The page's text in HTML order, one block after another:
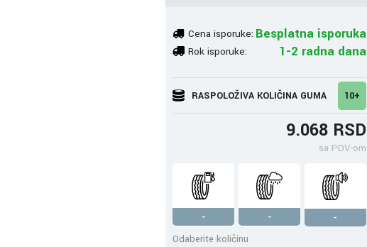
Cena isporuke: Besplatna isporuka
Rok isporuke: 1-2 radna dana
RASPOLOŽIVA KOLIČINA GUMA 10+
9.068 RSD
sa PDV-om
- -
-
Odaberite količinu